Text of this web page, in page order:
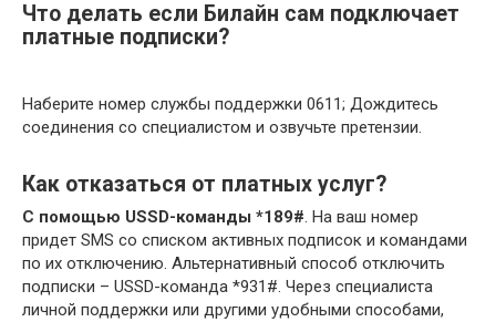
Что делать если Билайн сам подключает
платные подписки?
Наберите номер службы поддержки 0611; Дождитесь
соединения со специалистом и озвучьте претензии.
Как отказаться от платных услуг?
С помощью USSD-команды *189#. На ваш номер
придет SMS со списком активных подписок и командами
по их отключению. Альтернативный способ отключить
подписки – USSD-команда *931#. Через специалиста
личной поддержки или другими удобными способами,